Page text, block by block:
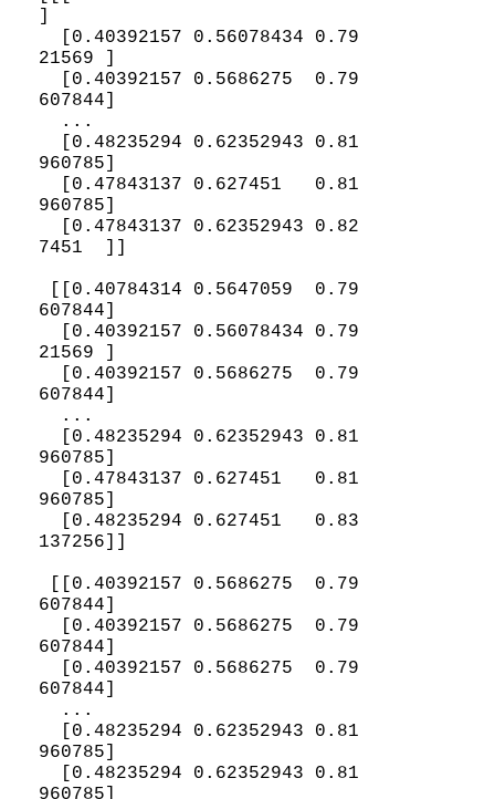
]
21569 ]
607844]
960785]
960785]
7451  ]]
607844]
21569 ]
607844]
960785]
960785]
137256]]
607844]
607844]
607844]
960785]
960785]